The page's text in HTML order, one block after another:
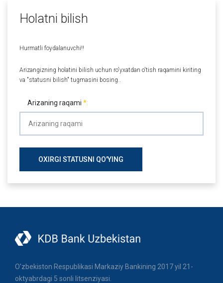
Holatni bilish
Hurmatli foydalanuvchi!!
Arizangizning holatini bilish uchun ro'yxatdan o'tish raqamini kiriting
va "statusni bilish" tugmasini bosing..
Arizaning raqami
OXIRGI STATUSNI QO'YING
O'zbekiston Respublikasi Markaziy Bankining 2017 yil 21-
oktyabrdagi 5 sonli litsenziyasi.